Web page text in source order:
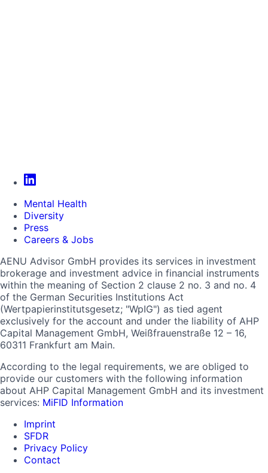
Mental Health
Diversity
Press
Careers & Jobs
AENU Advisor GmbH provides its services in investment
brokerage and investment advice in financial instruments
within the meaning of Section 2 clause 2 no. 3 and no. 4
of the German Securities Institutions Act
(Wertpapierinstitutsgesetz; "WpIG") as tied agent
exclusively for the account and under the liability of AHP
Capital Management GmbH, Weißfrauenstraße 12 – 16,
60311 Frankfurt am Main.
According to the legal requirements, we are obliged to
provide our customers with the following information
about AHP Capital Management GmbH and its investment
services: MiFID Information
Imprint
SFDR
Privacy Policy
Contact